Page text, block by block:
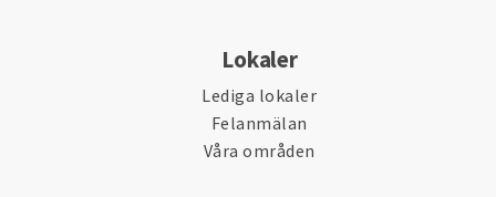
Lokaler
Lediga lokaler
Felanmälan
Våra områden